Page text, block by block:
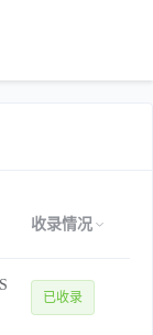
收录情况
已收录